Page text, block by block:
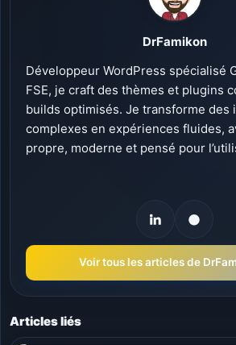
DrFamikon
Développeur WordPress spécialisé
FSE, je craft des thèmes et plugins
builds optimisés. Je transforme des
complexes en expériences fluides,
propre, moderne et pensé pour
Voir tous les articles de
Articles liés